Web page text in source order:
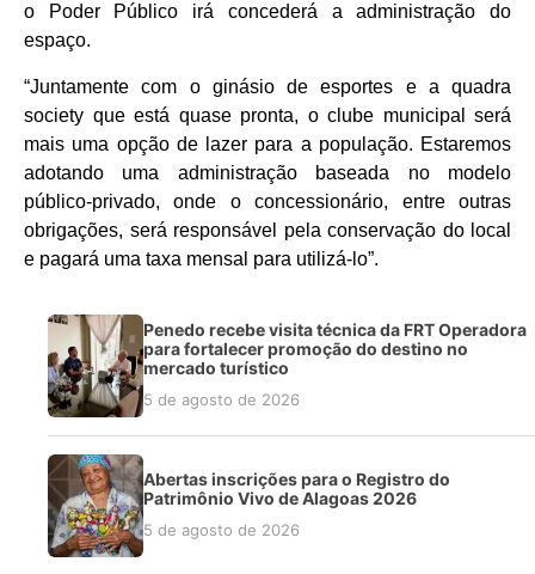
o Poder Público irá concederá a administração do
espaço.
“Juntamente com o ginásio de esportes e a quadra
society que está quase pronta, o clube municipal será
mais uma opção de lazer para a população. Estaremos
adotando uma administração baseada no modelo
público-privado, onde o concessionário, entre outras
obrigações, será responsável pela conservação do local
e pagará uma taxa mensal para utilizá-lo”.
Penedo recebe visita técnica da FRT Operadora
para fortalecer promoção do destino no
mercado turístico
5 de agosto de 2026
Abertas inscrições para o Registro do
Patrimônio Vivo de Alagoas 2026
5 de agosto de 2026